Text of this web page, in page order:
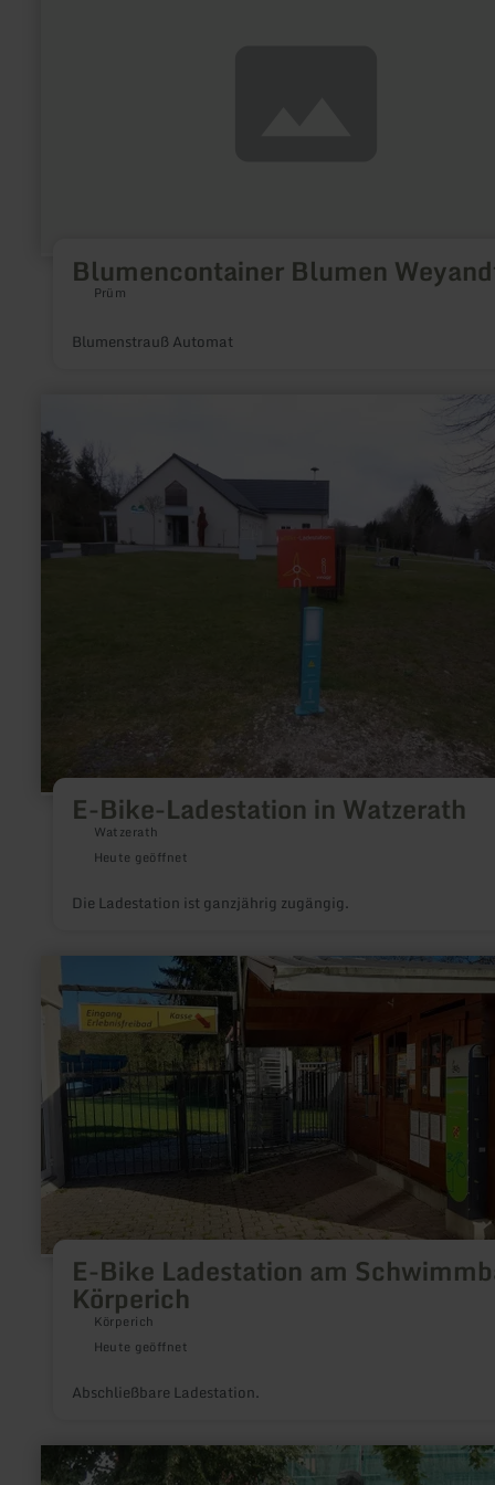
Blumencontainer Blumen
Prüm
Blumenstrauß Automat
E-Bike-Ladestation in Watzerath
Watzerath
Heute geöffnet
Die Ladestation ist ganzjährig zugängig.
zu:
E-
Bike-
Ladestation
E-Bike Ladestation am
Körperich
Körperich
Heute geöffnet
Abschließbare Ladestation.
erfahren
zu:
Bike
Ladestation
Schwimmbad
Körperich
erfahren